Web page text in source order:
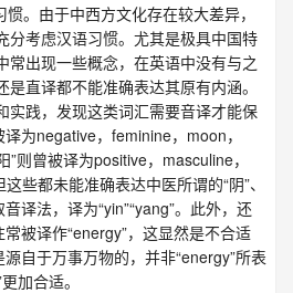
由于中西方文化存在较大差异，
分考虑汉语习惯。尤其是极具中国特
常出现一些概念，在英语中没有与之
直译都不能准确表达其原有内涵。
实践，发现这类词汇需要音译才能保
为negative，feminine，moon，
则曾被译为positive，masculine，
些都未能准确表达中医所谓的“阴”、
译法，译为“yin”“yang”。此外，还
被译作“energy”，这显然是不合适
自于万事万物的，并非“energy”所表
加合适。